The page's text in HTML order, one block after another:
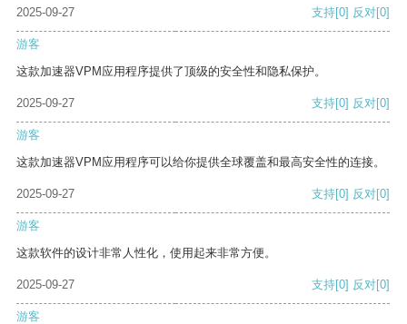
2025-09-27 支持[0] 反对[0]
游客
这款加速器VPM应用程序提供了顶级的安全性和隐私保护。
2025-09-27 支持[0] 反对[0]
游客
这款加速器VPM应用程序可以给你提供全球覆盖和最高安全性的连接。
2025-09-27 支持[0] 反对[0]
游客
这款软件的设计非常人性化，使用起来非常方便。
2025-09-27 支持[0] 反对[0]
游客